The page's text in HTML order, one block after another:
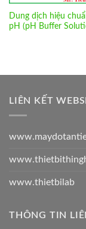
Dung dịch hiệu
pH (pH Buffer
LIÊN KẾT
www.thietbilab
THÔNG TIN